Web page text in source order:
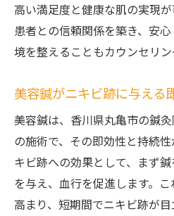
高い満足度と健康な肌の実現が
患者との信頼関係を築き、安
境を整えることもカウンセリン
美容鍼がニキビ跡に与える
美容鍼は、香川県丸亀市の鍼
の施術で、その即効性と持続
キビ跡への効果として、まず
を与え、血行を促進します。
高まり、短期間でニキビ跡が